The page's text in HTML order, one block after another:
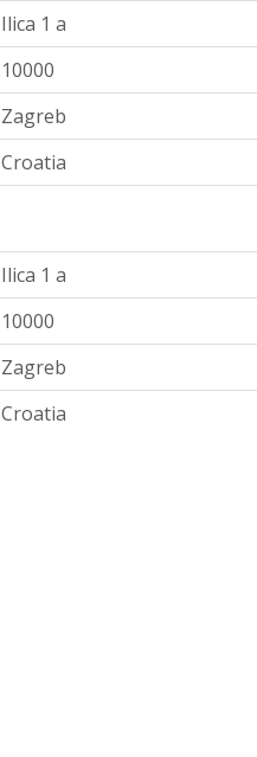
Ilica 1 a
10000
Zagreb
Croatia
Ilica 1 a
10000
Zagreb
Croatia